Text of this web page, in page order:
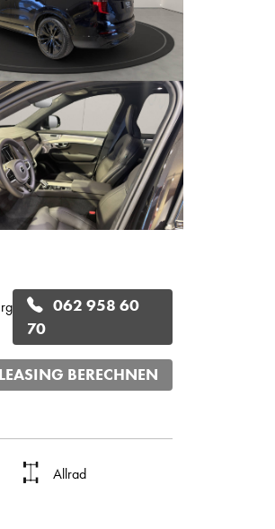
062 958 60
70
LEASING BERECHNEN
Allrad